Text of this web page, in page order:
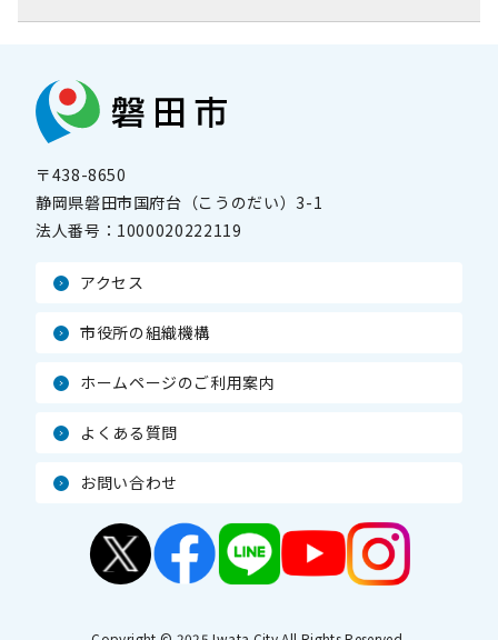
〒438-8650
静岡県磐田市国府台（こうのだい）3-1
法人番号： 1000020222119
アクセス
市役所の組織機構
ホームページのご利用案内
よくある質問
お問い合わせ